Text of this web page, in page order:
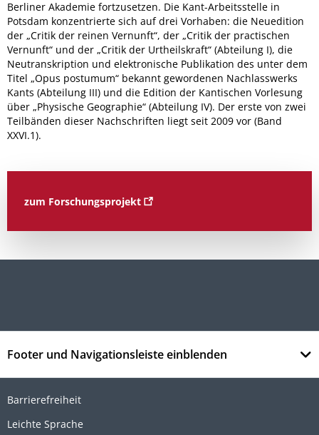
Berliner Akademie fortzusetzen. Die Kant-Arbeitsstelle in
Potsdam konzentrierte sich auf drei Vorhaben: die Neuedition
der „Critik der reinen Vernunft“, der „Critik der practischen
Vernunft“ und der „Critik der Urtheilskraft“ (Abteilung I), die
Neutranskription und elektronische Publikation des unter dem
Titel „Opus postumum“ bekannt gewordenen Nachlasswerks
Kants (Abteilung III) und die Edition der Kantischen Vorlesung
über „Physische Geographie“ (Abteilung IV). Der erste von zwei
Teilbänden dieser Nachschriften liegt seit 2009 vor (Band
XXVI.1).
zum Forschungsprojekt
Footer und Navigationsleiste einblenden
Barrierefreiheit
Leichte Sprache